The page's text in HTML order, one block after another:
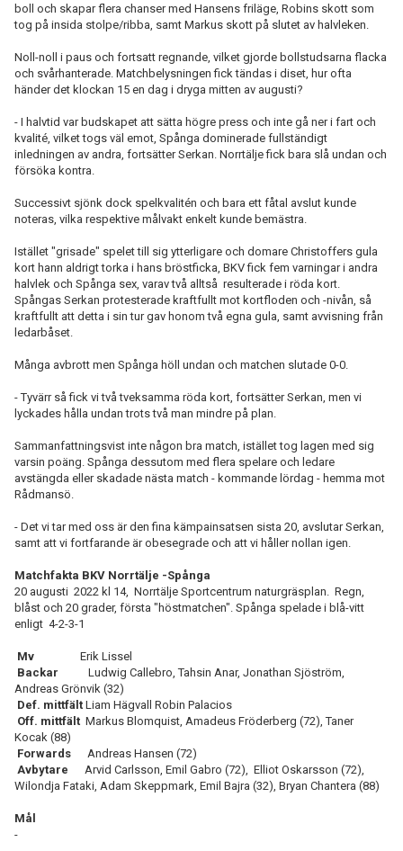
boll och skapar flera chanser med Hansens friläge, Robins skott som
tog på insida stolpe/ribba, samt Markus skott på slutet av halvleken.
Noll-noll i paus och fortsatt regnande, vilket gjorde bollstudsarna flacka
och svårhanterade. Matchbelysningen fick tändas i diset, hur ofta
händer det klockan 15 en dag i dryga mitten av augusti?
- I halvtid var budskapet att sätta högre press och inte gå ner i fart och
kvalité, vilket togs väl emot, Spånga dominerade fullständigt
inledningen av andra, fortsätter Serkan. Norrtälje fick bara slå undan och
försöka kontra.
Successivt sjönk dock spelkvalitén och bara ett fåtal avslut kunde
noteras, vilka respektive målvakt enkelt kunde bemästra.
Istället "grisade" spelet till sig ytterligare och domare Christoffers gula
kort hann aldrigt torka i hans bröstficka, BKV fick fem varningar i andra
halvlek och Spånga sex, varav två alltså resulterade i röda kort.
Spångas Serkan protesterade kraftfullt mot kortfloden och -nivån, så
kraftfullt att detta i sin tur gav honom två egna gula, samt avvisning från
ledarbåset.
Många avbrott men Spånga höll undan och matchen slutade 0-0.
- Tyvärr så fick vi två tveksamma röda kort, fortsätter Serkan, men vi
lyckades hålla undan trots två man mindre på plan.
Sammanfattningsvist inte någon bra match, istället tog lagen med sig
varsin poäng. Spånga dessutom med flera spelare och ledare
avstängda eller skadade nästa match - kommande lördag - hemma mot
Rådmansö.
- Det vi tar med oss är den fina kämpainsatsen sista 20, avslutar Serkan,
samt att vi fortfarande är obesegrade och att vi håller nollan igen.
Matchfakta BKV Norrtälje -Spånga
20 augusti 2022 kl 14, Norrtälje Sportcentrum naturgräsplan. Regn,
blåst och 20 grader, första "höstmatchen". Spånga spelade i blå-vitt
enligt 4-2-3-1
Mv
Erik Lissel
Backar
Ludwig Callebro, Tahsin Anar, Jonathan Sjöström,
Andreas Grönvik (32)
Def. mittfält Liam Hägvall Robin Palacios
Off. mittfält Markus Blomquist, Amadeus Fröderberg (72), Taner
Kocak (88)
Forwards Andreas Hansen (72)
Avbytare
Arvid Carlsson, Emil Gabro (72), Elliot Oskarsson (72),
Wilondja Fataki, Adam Skeppmark, Emil Bajra (32), Bryan Chantera (88)
Mål
-